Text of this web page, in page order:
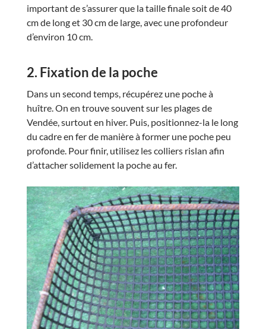
important de s’assurer que la taille finale soit de 40
cm de long et 30 cm de large, avec une profondeur
d’environ 10 cm.
2. Fixation de la poche
Dans un second temps, récupérez une poche à
huître. On en trouve souvent sur les plages de
Vendée, surtout en hiver. Puis, positionnez-la le long
du cadre en fer de manière à former une poche peu
profonde. Pour finir, utilisez les colliers rislan afin
d’attacher solidement la poche au fer.